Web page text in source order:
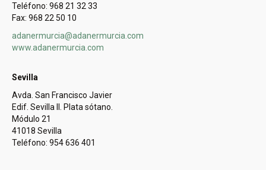
Teléfono: 968 21 32 33
Fax: 968 22 50 10
adanermurcia@adanermurcia.com
www.adanermurcia.com
Sevilla
Avda. San Francisco Javier
Edif. Sevilla II. Plata sótano.
Módulo 21
41018 Sevilla
Teléfono: 954 636 401